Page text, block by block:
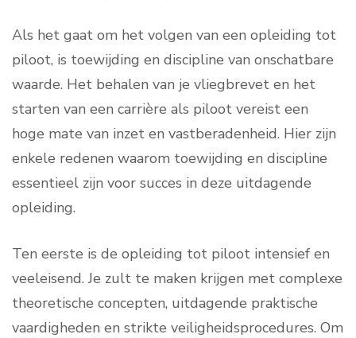
Als het gaat om het volgen van een opleiding tot
piloot, is toewijding en discipline van onschatbare
waarde. Het behalen van je vliegbrevet en het
starten van een carrière als piloot vereist een
hoge mate van inzet en vastberadenheid. Hier zijn
enkele redenen waarom toewijding en discipline
essentieel zijn voor succes in deze uitdagende
opleiding.
Ten eerste is de opleiding tot piloot intensief en
veeleisend. Je zult te maken krijgen met complexe
theoretische concepten, uitdagende praktische
vaardigheden en strikte veiligheidsprocedures. Om